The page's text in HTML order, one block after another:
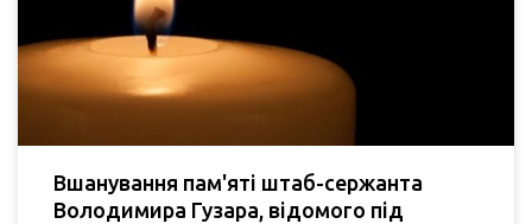
Вшанування пам'яті штаб-сержанта
Володимира Гузара, відомого під